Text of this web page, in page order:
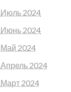
Июль 2024
Июнь 2024
Май 2024
Апрель 2024
Март 2024